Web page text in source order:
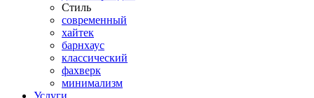
Стиль
современный
хайтек
барнхаус
классический
фахверк
минимализм
Услуги